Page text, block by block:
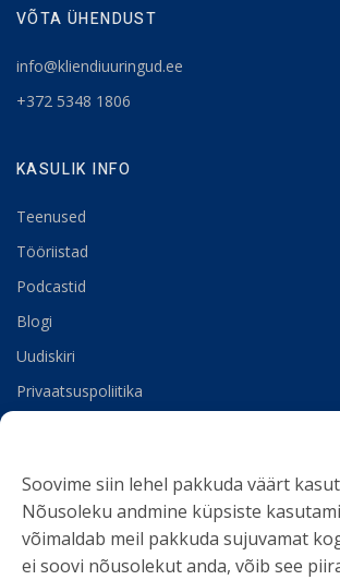
Soovime siin lehel pakkuda väärt
Nõusoleku andmine küpsiste
võimaldab meil pakkuda sujuvamat
ei soovi nõusolekut anda, võib see
VÕTA ÜHENDUST
info@kliendiuuringud.ee
+372 5348 1806
KASULIK INFO
Teenused
Tööriistad
Podcastid
Blogi
Uudiskiri
Privaatsuspoliitika
SOTSIAALMEEDIA